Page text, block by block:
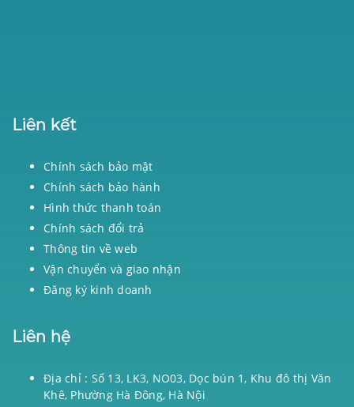
Liên kết
Chính sách bảo mật
Chính sách bảo hành
Hình thức thanh toán
Chính sách đổi trả
Thông tin về web
Vận chuyển và giao nhận
Đăng ký kinh doanh
Liên hệ
Địa chỉ : Số 13, LK3, NO03, Dọc bún 1, Khu đô thị Văn
Khê, Phường Hà Đông, Hà Nội